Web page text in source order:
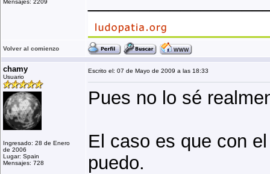
Mensajes: 2209
Volver al comienzo
chamy
Usuario
Ingresado: 28 de Enero
de 2006
Lugar: Spain
Mensajes: 728
Escrito el: 07 de Mayo de 2009 a las 18:33
Pues no lo sé
El caso es que con
puedo.